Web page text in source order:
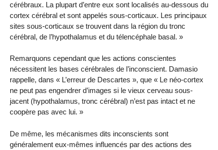
cérébraux. La plupart d’entre eux sont localisés au-dessous du
cortex cérébral et sont appelés sous-corticaux. Les principaux
sites sous-corticaux se trouvent dans la région du tronc
cérébral, de l’hypothalamus et du télencéphale basal. »
Remarquons cependant que les actions conscientes
nécessitent les bases cérébrales de l’inconscient. Damasio
rappelle, dans « L’erreur de Descartes », que « Le néo-cortex
ne peut pas engendrer d’images si le vieux cerveau sous-
jacent (hypothalamus, tronc cérébral) n’est pas intact et ne
coopère pas avec lui. »
De même, les mécanismes dits inconscients sont
généralement eux-mêmes influencés par des actions des